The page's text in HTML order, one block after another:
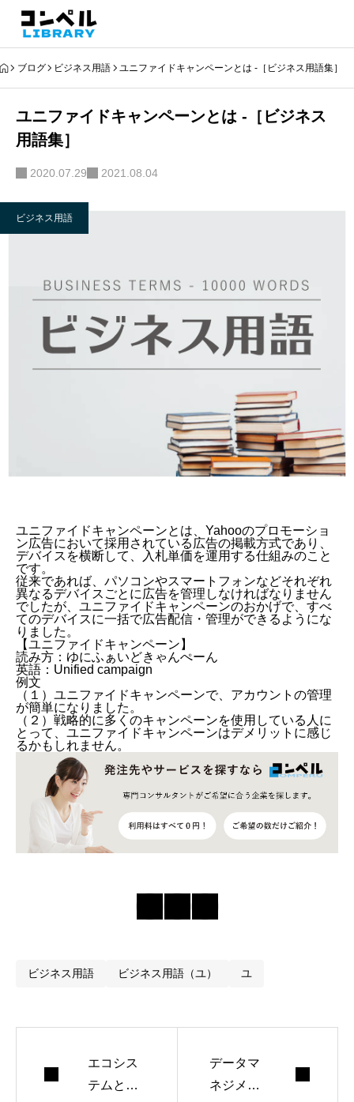
ブログ ビジネス用語 ユニファイドキャンペーンとは -［ビジネス用語集］
ユニファイドキャンペーンとは -［ビジネス
用語集］
2020.07.29 2021.08.04
ビジネス用語
ユニファイドキャンペーンとは、Yahooのプロモーショ
ン広告において採用されている広告の掲載方式であり、
デバイスを横断して、入札単価を運用する仕組みのこと
です。
従来であれば、パソコンやスマートフォンなどそれぞれ
異なるデバイスごとに広告を管理しなければなりません
でしたが、ユニファイドキャンペーンのおかげで、すべ
てのデバイスに一括で広告配信・管理ができるようにな
りました。
【ユニファイドキャンペーン 】
読み方：ゆにふぁいどきゃんぺーん
英語：Unified campaign
例文
（１）ユニファイドキャンペーンで、アカウントの管理
が簡単になりました。
（２）戦略的に多くのキャンペーンを使用している人に
とって、ユニファイドキャンペーンはデメリットに感じ
るかもしれません。
ビジネス用語 ビジネス用語（ユ） ユ
エコシス
テムとは -
データマ
ネジメン